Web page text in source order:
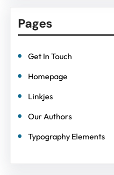
Pages
Get In Touch
Homepage
Linkjes
Our Authors
Typography Elements